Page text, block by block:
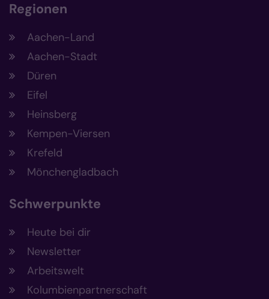
Regionen
Aachen-Land
Aachen-Stadt
Düren
Eifel
Heinsberg
Kempen-Viersen
Krefeld
Mönchengladbach
Schwerpunkte
Heute bei dir
Newsletter
Arbeitswelt
Kolumbienpartnerschaft